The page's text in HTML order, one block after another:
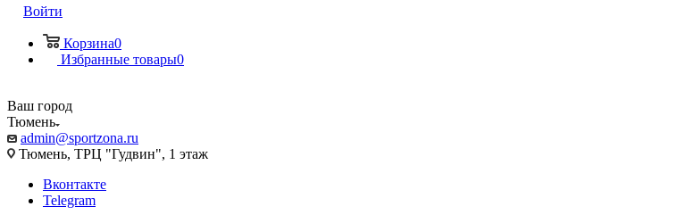
Войти
Корзина0
Избранные товары0
Ваш город
Тюмень
admin@sportzona.ru
Тюмень, ТРЦ "Гудвин", 1 этаж
Вконтакте
Telegram